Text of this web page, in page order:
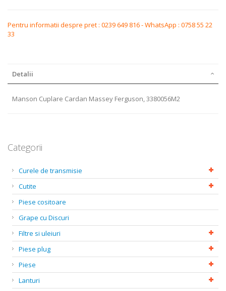
Pentru informatii despre pret : 0239 649 816 - WhatsApp : 0758 55 22
33
Detalii
Manson Cuplare Cardan Massey Ferguson, 3380056M2
Categorii
Curele de transmisie
Cutite
Piese cositoare
Grape cu Discuri
Filtre si uleiuri
Piese plug
Piese
Lanturi